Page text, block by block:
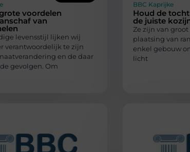
voordelen
van
levensstijl lijken wij
verantwoordelijk te zijn
en de daar
gevolgen. Om
BBC Kaprijke
Houd de
de juiste
Ze zijn van
plaatsing van
enkel gebouw
licht